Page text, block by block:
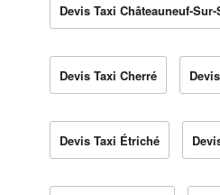
Devis Taxi Châteauneuf-
Devis Taxi Cherré
Devis Taxi Étriché